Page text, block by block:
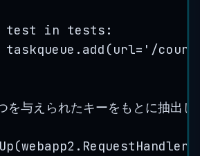
test in tests:
taskqueue.add(url= ' /
与えられたキーをもとに抽出し